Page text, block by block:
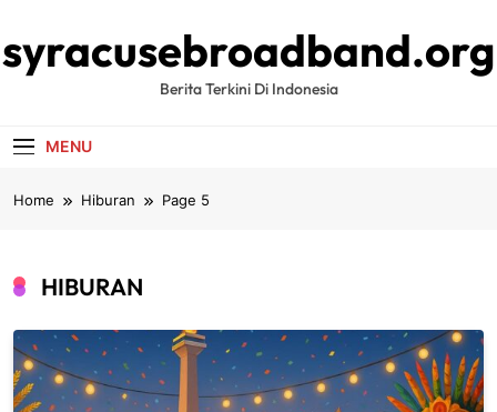
to
content
syracusebroadband.org
Berita Terkini Di Indonesia
MENU
Home Hiburan Page 5
HIBURAN